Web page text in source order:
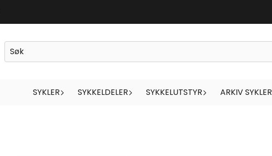
SYKLER SYKKELDELER SYKKELUTSTYR ARKIV SYKLER